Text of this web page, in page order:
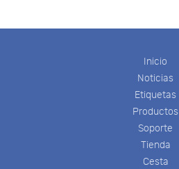
Inicio
Noticias
Etiquetas
Productos
Soporte
Tienda
Cesta